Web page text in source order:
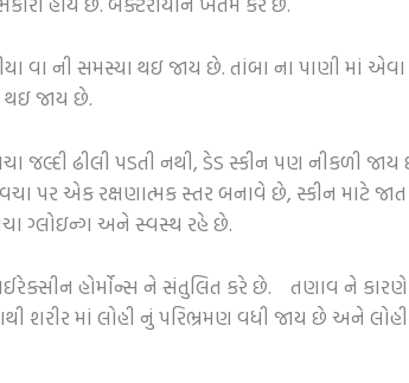
ની સમસ્યા થઇ જાય છે. તાંબા ના પાણી માં
થઇ જાય છે.
જલ્દી ઢીલી પડતી નથી, ડેડ સ્કીન પણ નીકળી
પર એક રક્ષણાત્મક સ્તર બનાવે છે, સ્કીન માટે જાત
ગ્લોઇન્ગ અને સ્વસ્થ રહે છે.
હોર્મોન્સ ને સંતુલિત કરે છે. તણાવ ને
શરીર માં લોહી નું પરિભ્રમણ વધી જાય છે અને